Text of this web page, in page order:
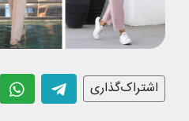
اشتراک‌گذاری